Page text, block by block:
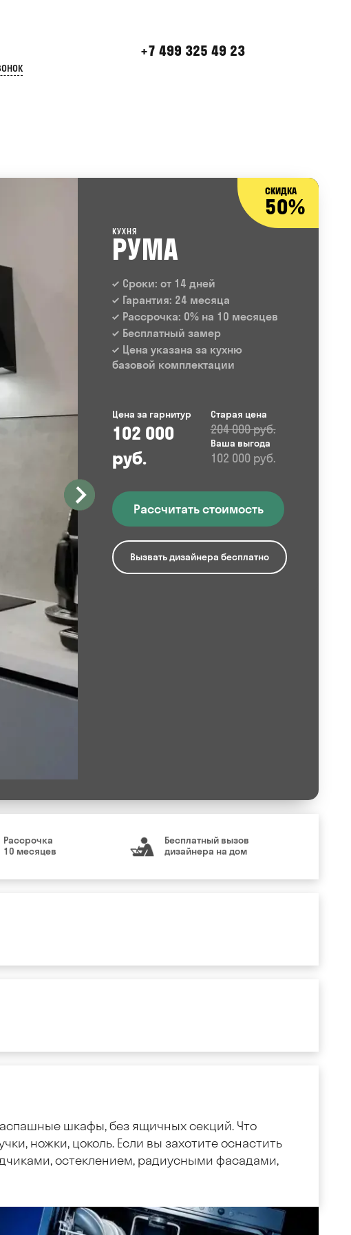
+7 499 325 49 23
СКИДКА
50%
КУХНЯ
РУМА
Сроки: от 14 дней
Гарантия: 24 месяца
Рассрочка: 0% на 10 месяцев
Бесплатный замер
Цена указана за кухню
базовой комплектации
Цена за гарнитур
102 000
руб.
Старая цена
204 000 руб.
Ваша выгода
102 000 руб.
Рассчитать стоимость
Вызвать дизайнера бесплатно
Рассрочка
10 месяцев
Бесплатный вызов
дизайнера на дом
шкафы, без ящичных секций. Что
ножки, цоколь. Если вы захотите оснастить
остеклением, радиусными фасадами,